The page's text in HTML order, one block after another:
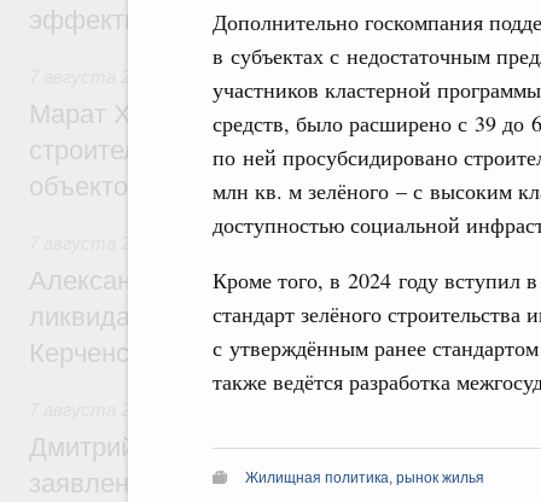
Дополнительно госкомпания
в субъектах с недостаточным
участников кластерной
средств, было расширено с 39 до
по ней просубсидировано
млн кв. м зелёного – с высоким
доступностью социальной
Кроме того, в 2024 году
стандарт зелёного
с утверждённым ранее
также ведётся разработка
Жилищная политика, рынок жилья
эффективность поддержки сельских
Марат Хуснуллин: «Единый заказчик»
строительство и реконструкцию более
объектов
Чрезвычайные ситуации и ликвидация их
Александр Козлов провёл заседание
ликвидации последствий чрезвычайной
Керченском проливе
Дмитрий Чернышенко: Установлен
заявлений от абитуриентов колледжей и